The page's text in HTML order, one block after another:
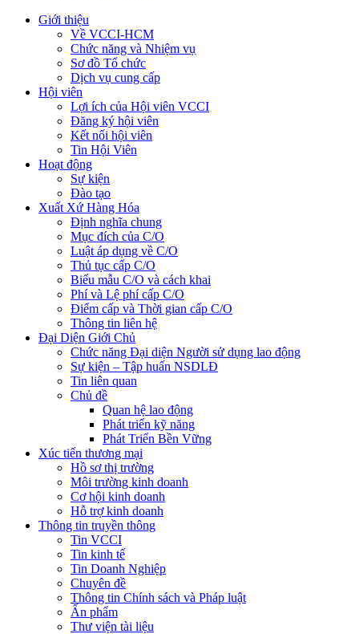
Giới thiệu
Về VCCI-HCM
Chức năng và Nhiệm vụ
Sơ đồ Tổ chức
Dịch vụ cung cấp
Hội viên
Lợi ích của Hội viên VCCI
Đăng ký hội viên
Kết nối hội viên
Tin Hội Viên
Hoạt động
Sự kiện
Đào tạo
Xuất Xứ Hàng Hóa
Định nghĩa chung
Mục đích của C/O
Luật áp dụng về C/O
Thủ tục cấp C/O
Biểu mẫu C/O và cách khai
Phí và Lệ phí cấp C/O
Điểm cấp và Thời gian cấp C/O
Thông tin liên hệ
Đại Diện Giới Chủ
Chức năng Đại diện Người sử dụng lao động
Sự kiện – Tập huấn NSDLĐ
Tin liên quan
Chủ đề
Quan hệ lao động
Phát triển kỹ năng
Phát Triển Bền Vững
Xúc tiến thương mại
Hồ sơ thị trường
Môi trường kinh doanh
Cơ hội kinh doanh
Hỗ trợ kinh doanh
Thông tin truyền thông
Tin VCCI
Tin kinh tế
Tin Doanh Nghiệp
Chuyên đề
Thông tin Chính sách và Pháp luật
Ấn phẩm
Thư viện tài liệu